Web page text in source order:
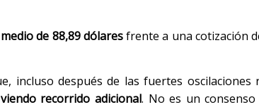
de 88,89 dólaresfrente a una cotización
incluso después de las fuertes oscilaciones
recorrido adicional. No es un